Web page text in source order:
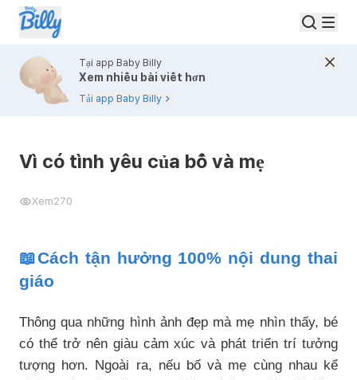
Tại app Baby Billy
Xem nhiều bài viết hơn
Tải app Baby Billy
Vì có tình yêu của bố và mẹ
Xem270
📖Cách tận hưởng 100% nội dung thai
giáo
Thông qua những hình ảnh đẹp mà mẹ nhìn thấy, bé
có thể trở nên giàu cảm xúc và phát triển trí tưởng
tượng hơn. Ngoài ra, nếu bố và mẹ cùng nhau kể